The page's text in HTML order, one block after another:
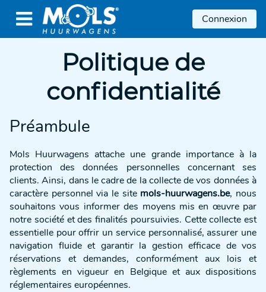
 Connexion
Politique de
confidentialité
Préambule
Mols Huurwagens attache une grande importance à la
protection des données personnelles concernant ses
clients. Ainsi, dans le cadre de la collecte de vos données à
caractère personnel via le site mols-huurwagens.be, nous
souhaitons vous informer des moyens mis en œuvre par
notre société et des finalités poursuivies. Cette collecte est
essentielle pour offrir un service personnalisé, assurer une
navigation fluide et garantir la gestion efficace de vos
réservations et demandes, conformément aux lois et
règlements en vigueur en Belgique et aux dispositions
réglementaires européennes.